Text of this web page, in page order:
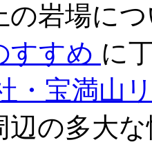
の岩場に
すすめ に
・宝満山
辺の多大